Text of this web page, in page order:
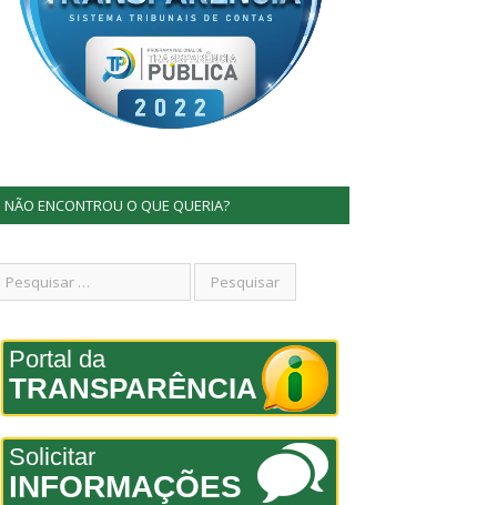
NÃO ENCONTROU O QUE QUERIA?
Portal da
TRANSPARÊNCIA
Solicitar
INFORMAÇÕES